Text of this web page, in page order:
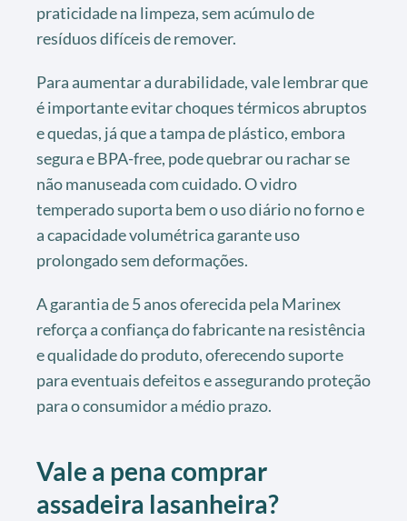
praticidade na limpeza, sem acúmulo de
resíduos difíceis de remover.
Para aumentar a durabilidade, vale lembrar que
é importante evitar choques térmicos abruptos
e quedas, já que a tampa de plástico, embora
segura e BPA-free, pode quebrar ou rachar se
não manuseada com cuidado. O vidro
temperado suporta bem o uso diário no forno e
a capacidade volumétrica garante uso
prolongado sem deformações.
A garantia de 5 anos oferecida pela Marinex
reforça a confiança do fabricante na resistência
e qualidade do produto, oferecendo suporte
para eventuais defeitos e assegurando proteção
para o consumidor a médio prazo.
Vale a pena comprar
assadeira lasanheira?